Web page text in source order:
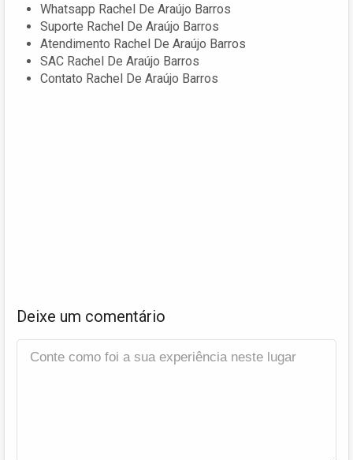
Whatsapp Rachel De Araújo Barros
Suporte Rachel De Araújo Barros
Atendimento Rachel De Araújo Barros
SAC Rachel De Araújo Barros
Contato Rachel De Araújo Barros
Deixe um comentário